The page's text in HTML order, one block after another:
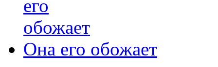
Она его обожает